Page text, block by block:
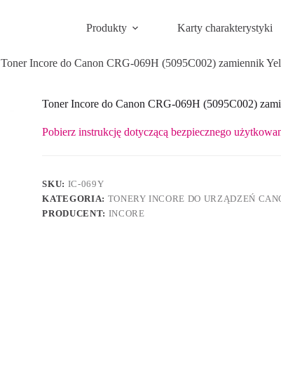
Produkty Karty charakterystyki
Toner Incore do Canon CRG-069H (5095C002) zamiennik
Toner Incore do Canon CRG-069H (5095C002)
Pobierz instrukcję dotyczącą bezpiecznego
SKU: IC-069Y
KATEGORIA: TONERY INCORE DO URZĄDZEŃ
PRODUCENT: INCORE